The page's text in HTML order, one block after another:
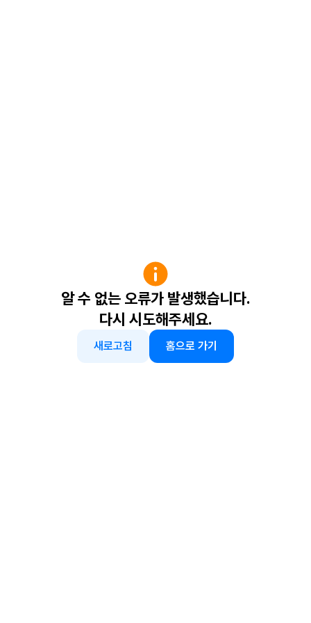
알 수 없는 오류가 발생했습니다.
다시 시도해주세요.
새로고침 홈으로 가기